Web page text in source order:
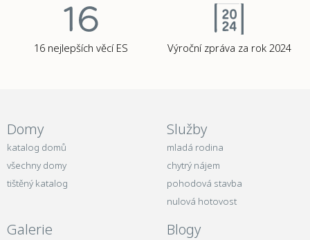
16 nejlepších věcí ES Výroční zpráva za rok 2024
Domy
katalog domů
všechny domy
tištěný katalog
Služby
mladá rodina
chytrý nájem
pohodová stavba
nulová hotovost
Galerie Blogy